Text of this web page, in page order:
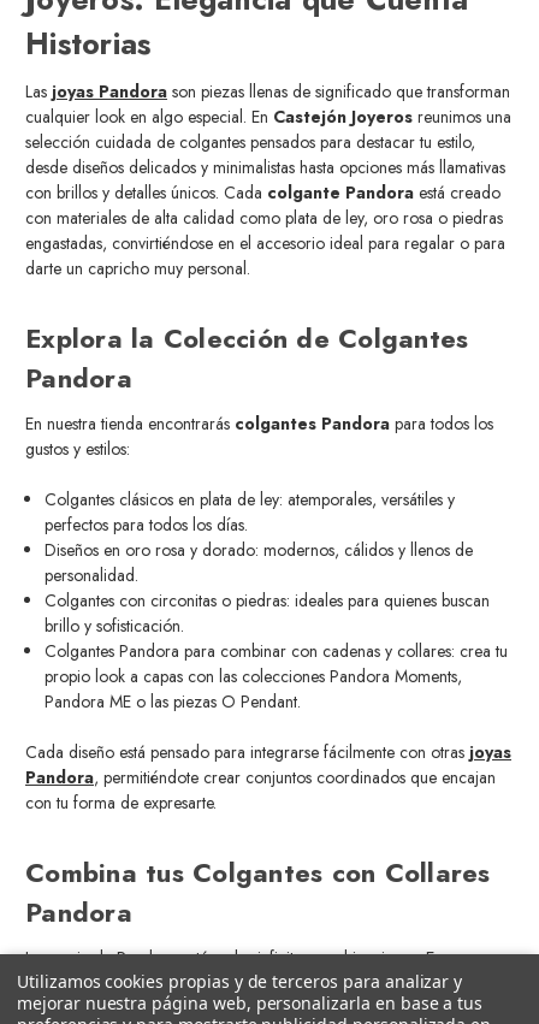
Historias
Las joyas Pandora son piezas llenas de significado que transforman
cualquier look en algo especial. En Castejón Joyeros reunimos una
selección cuidada de colgantes pensados para destacar tu estilo,
desde diseños delicados y minimalistas hasta opciones más llamativas
con brillos y detalles únicos. Cada colgante Pandora está creado
con materiales de alta calidad como plata de ley, oro rosa o piedras
engastadas, convirtiéndose en el accesorio ideal para regalar o para
darte un capricho muy personal.
Explora la Colección de Colgantes
Pandora
En nuestra tienda encontrarás colgantes Pandora para todos los
gustos y estilos:
Colgantes clásicos en plata de ley: atemporales, versátiles y
perfectos para todos los días.
Diseños en oro rosa y dorado: modernos, cálidos y llenos de
personalidad.
Colgantes con circonitas o piedras: ideales para quienes buscan
brillo y sofisticación.
Colgantes Pandora para combinar con cadenas y collares: crea tu
propio look a capas con las colecciones Pandora Moments,
Pandora ME o las piezas O Pendant.
Cada diseño está pensado para integrarse fácilmente con otras joyas
Pandora, permitiéndote crear conjuntos coordinados que encajan
con tu forma de expresarte.
Combina tus Colgantes con Collares
Pandora
La magia de Pandora está en las infinitas combinaciones. En
Castejón Joyeros podrás encontrar:
Utilizamos cookies propias y de terceros para analizar y
mejorar nuestra página web, personalizarla en base a tus